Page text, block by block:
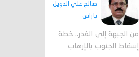
صالح علي الدويل
باراس
من الجبهة إلى الغدر.. خطة
إسقاط الجنوب بالإرهاب